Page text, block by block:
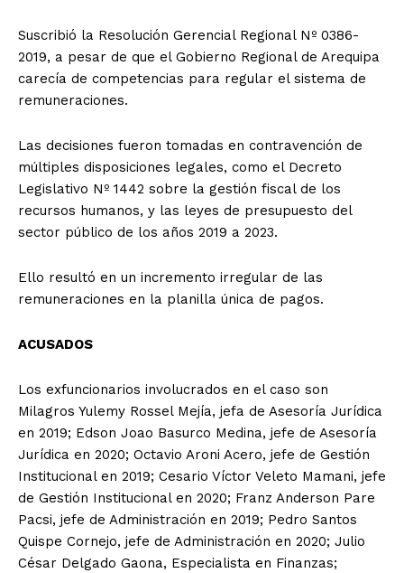
Suscribió la Resolución Gerencial Regional Nº 0386-
2019, a pesar de que el Gobierno Regional de Arequipa
carecía de competencias para regular el sistema de
remuneraciones.
Las decisiones fueron tomadas en contravención de
múltiples disposiciones legales, como el Decreto
Legislativo Nº 1442 sobre la gestión fiscal de los
recursos humanos, y las leyes de presupuesto del
sector público de los años 2019 a 2023.
Ello resultó en un incremento irregular de las
remuneraciones en la planilla única de pagos.
ACUSADOS
Los exfuncionarios involucrados en el caso son
Milagros Yulemy Rossel Mejía, jefa de Asesoría Jurídica
en 2019; Edson Joao Basurco Medina, jefe de Asesoría
Jurídica en 2020; Octavio Aroni Acero, jefe de Gestión
Institucional en 2019; Cesario Víctor Veleto Mamani, jefe
de Gestión Institucional en 2020; Franz Anderson Pare
Pacsi, jefe de Administración en 2019; Pedro Santos
Quispe Cornejo, jefe de Administración en 2020; Julio
César Delgado Gaona, Especialista en Finanzas;